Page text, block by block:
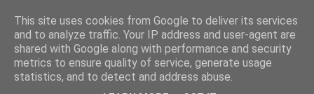
"Kvaka"
Časopis za književnost ISSN 2459-5632
This site uses cookies from Google to deliver its services
and to analyze traffic. Your IP address and user-agent are
shared with Google along with performance and security
metrics to ensure quality of service, generate usage
statistics, and to detect and address abuse.